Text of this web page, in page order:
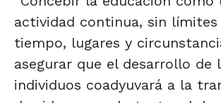
actividad continua, sin límites
tiempo, lugares y
asegurar que el desarrollo de
individuos coadyuvará a la